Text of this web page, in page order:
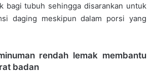
bagi tubuh sehingga disarankan untuk
daging meskipun dalam porsi yang
rendah lemak membantu
badan